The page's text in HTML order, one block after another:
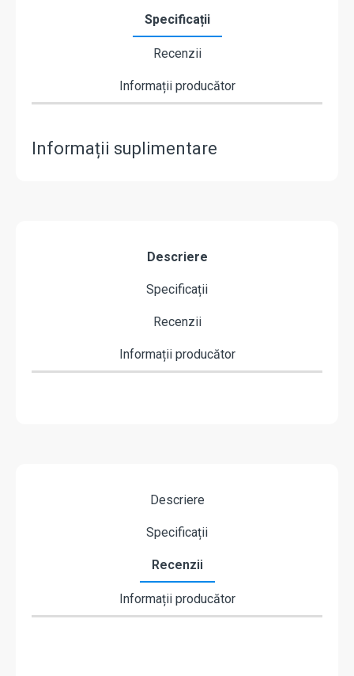
Specificații
Recenzii
Informații producător
Informații suplimentare
Descriere
Specificații
Recenzii
Informații producător
Descriere
Specificații
Recenzii
Informații producător